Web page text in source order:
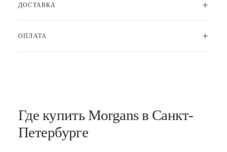
ДОСТАВКА
ОПЛАТА
Где купить Morgans в Санкт-
Петербурге